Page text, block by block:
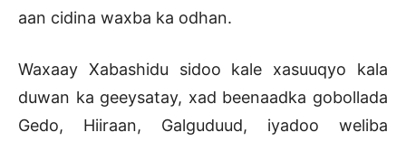
aan cidina waxba ka odhan.
Waxaay Xabashidu sidoo kale xasuuqyo kala
duwan ka geeysatay, xad beenaadka gobollada
Gedo, Hiiraan, Galguduud, iyadoo weliba